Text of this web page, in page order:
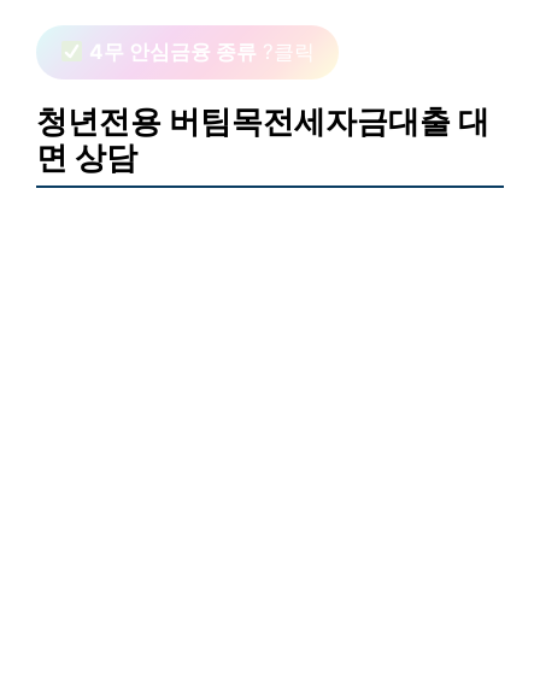
4무 안심금융 종류 ?클릭
청년전용 버팀목전세자금대출 대
면 상담